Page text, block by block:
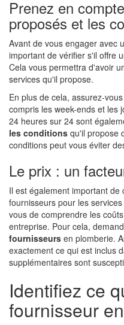
Prenez en
proposés et les
Avant de vous engager avec
important de vérifier s'il offre
Cela vous permettra d'avoir
services qu'il propose.
En plus de cela, assurez-
compris les week-ends et les
24 heures sur 24 sont
les conditions qu'il propose
conditions peut vous éviter
Le prix : un
Il est également important
fournisseurs pour les
vous de comprendre les
entreprise. Pour cela,
fournisseurs en plomberie.
exactement ce qui est inclus
supplémentaires sont
Identifiez ce
fournisseur